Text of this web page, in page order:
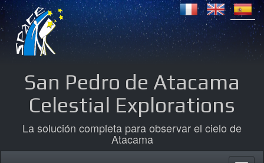
San Pedro de Atacama
Celestial Explorations
La solución completa para observar el cielo de
Atacama